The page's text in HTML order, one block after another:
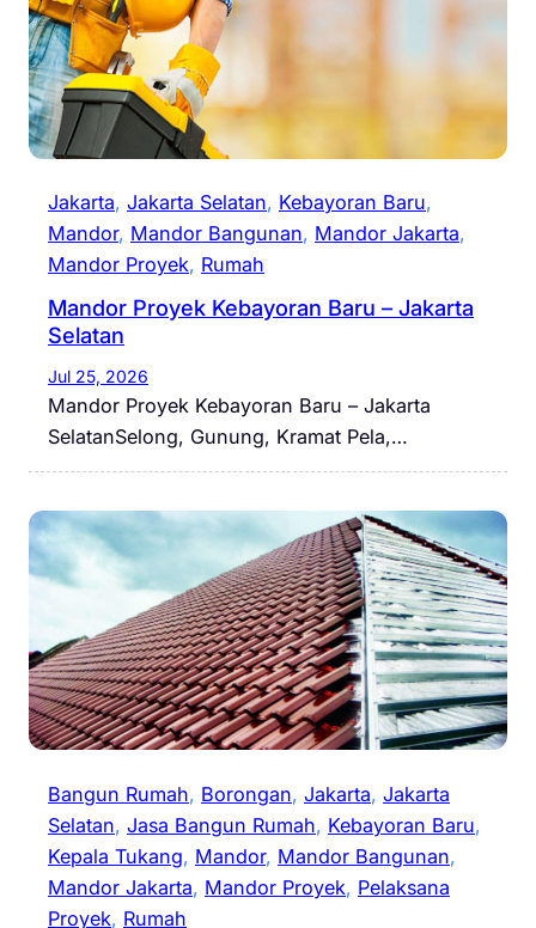
Jakarta, Jakarta Selatan, Kebayoran Baru
Mandor, Mandor Bangunan, Mandor Jakarta
Mandor Proyek, Rumah
Mandor Proyek Kebayoran Baru – Jakarta
Selatan
Jul 25, 2026
Mandor Proyek Kebayoran Baru – Jakarta
SelatanSelong, Gunung, Kramat Pela,…
Bangun Rumah, Borongan, Jakarta, Jakarta
Selatan, Jasa Bangun Rumah, Kebayoran Baru
Kepala Tukang, Mandor, Mandor Bangunan
Mandor Jakarta, Mandor Proyek, Pelaksana
Proyek, Rumah